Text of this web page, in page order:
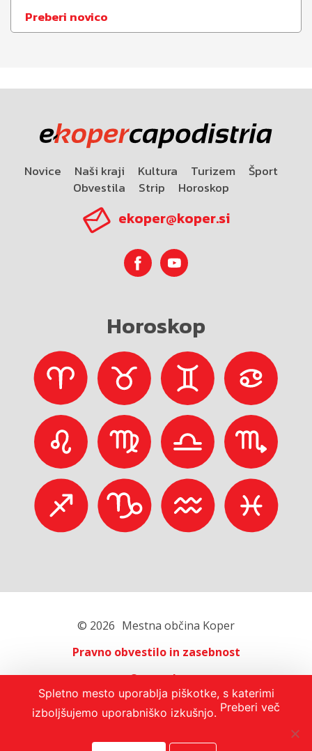
Preberi novico
Novice Naši kraji Kultura Turizem
Šport
Obvestila
Strip Horoskop
ekoper@koper.si
Horoskop
© 2026 Mestna občina Koper
Pravno obvestilo in zasebnost
O portalu
Oglaševanje
Spletno mesto uporablja piškotke, s katerimi
izboljšujemo uporabniško izkušnjo. Preberi več